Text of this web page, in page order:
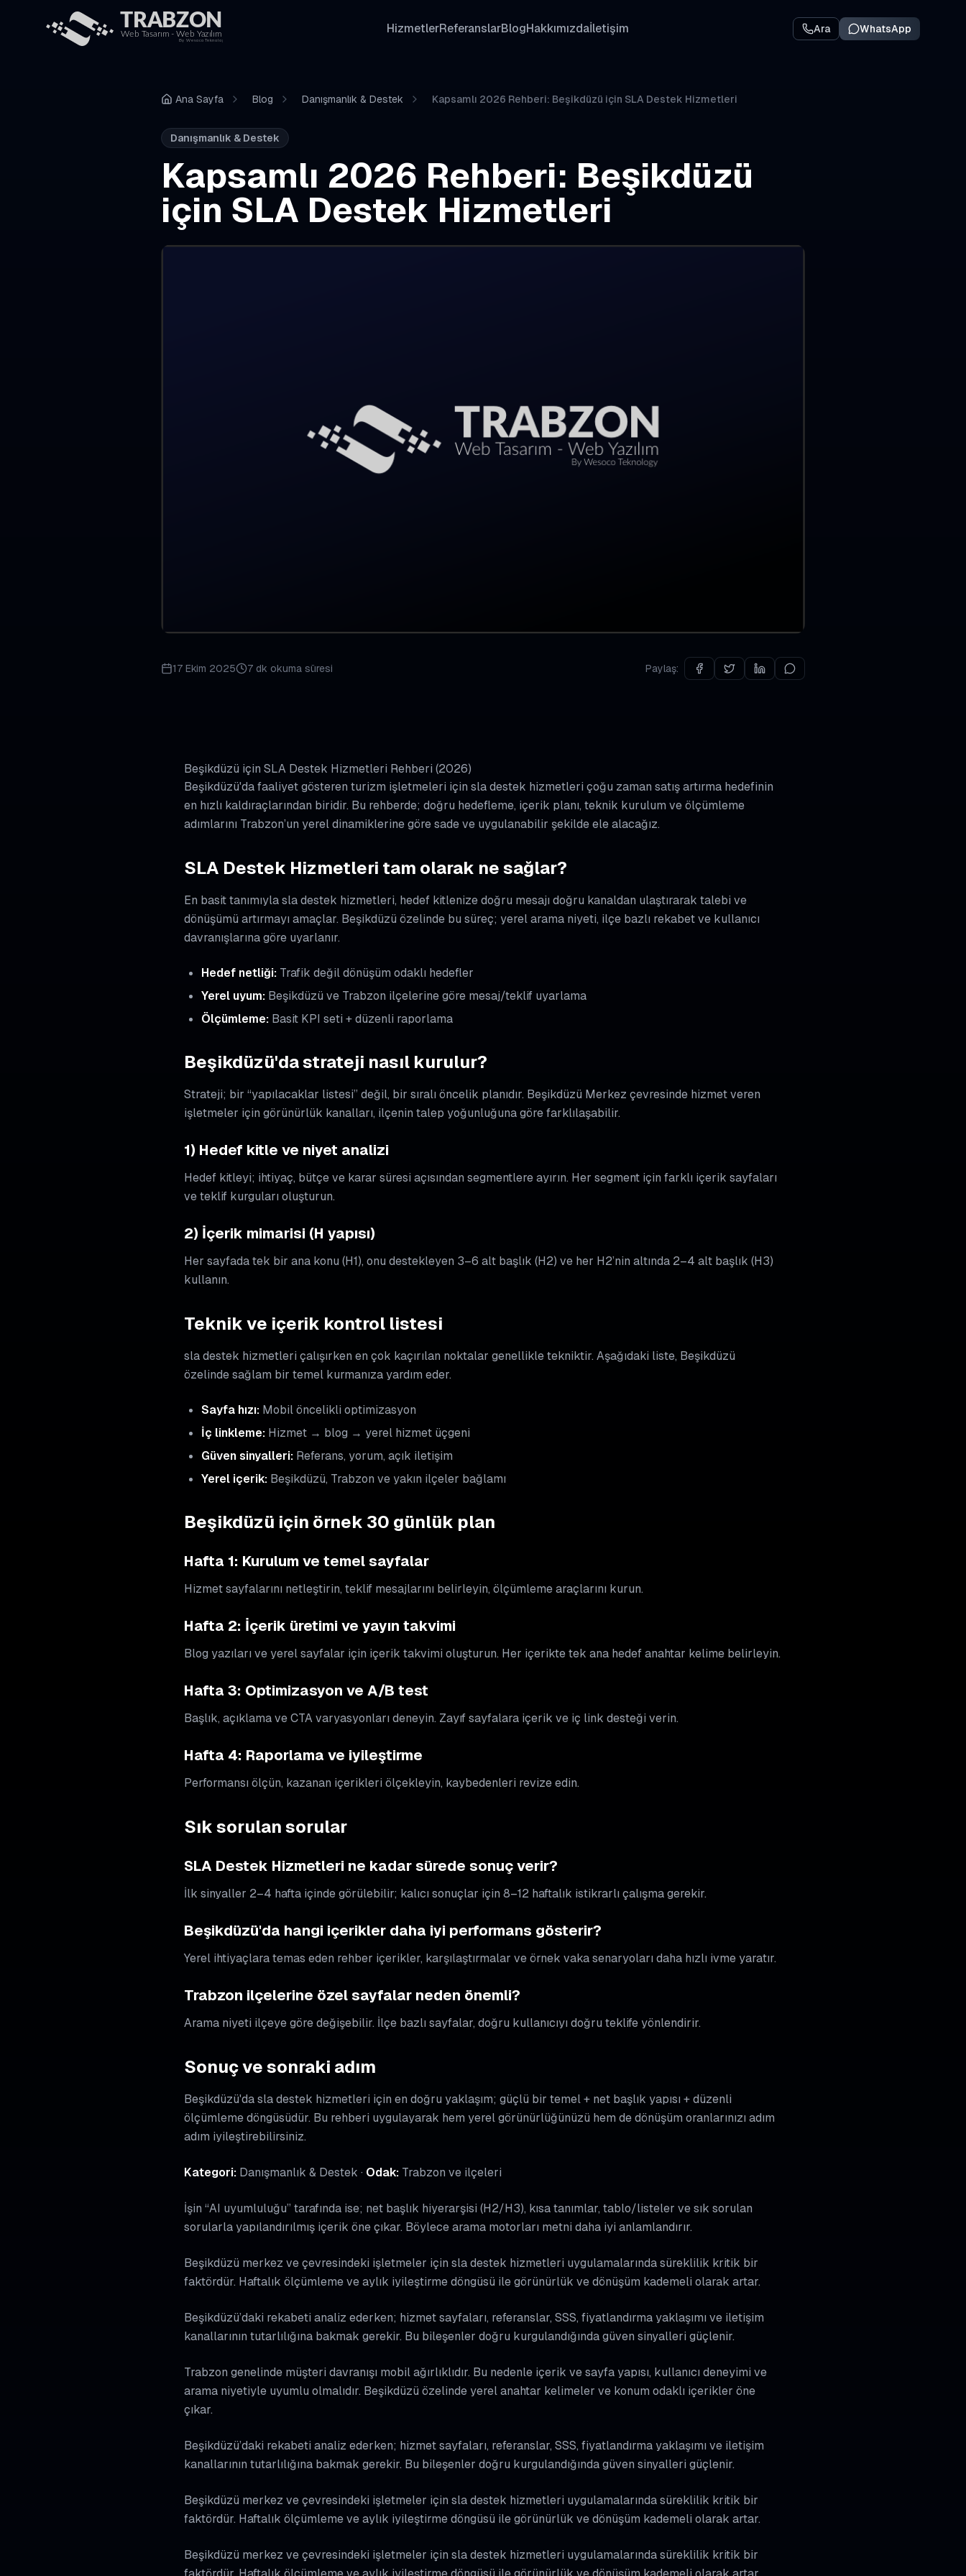
HizmetlerReferanslarBlogHakkımızdaİletişim Ara WhatsApp
Ana Sayfa Blog Danışmanlık & Destek Kapsamlı 2026 Rehberi: Beşikdüzü için SLA Destek Hizmetleri
Danışmanlık & Destek
Kapsamlı 2026 Rehberi: Beşikdüzü
için SLA Destek Hizmetleri
17 Ekim 2025 7 dk okuma süresi Paylaş:
Beşikdüzü için SLA Destek Hizmetleri Rehberi (2026)
Beşikdüzü'da faaliyet gösteren turizm işletmeleri için sla destek hizmetleri çoğu zaman satış artırma hedefinin
en hızlı kaldıraçlarından biridir. Bu rehberde; doğru hedefleme, içerik planı, teknik kurulum ve ölçümleme
adımlarını Trabzon’un yerel dinamiklerine göre sade ve uygulanabilir şekilde ele alacağız.
SLA Destek Hizmetleri tam olarak ne sağlar?
En basit tanımıyla sla destek hizmetleri, hedef kitlenize doğru mesajı doğru kanaldan ulaştırarak talebi ve
dönüşümü artırmayı amaçlar. Beşikdüzü özelinde bu süreç; yerel arama niyeti, ilçe bazlı rekabet ve kullanıcı
davranışlarına göre uyarlanır.
Hedef netliği: Trafik değil dönüşüm odaklı hedefler
Yerel uyum: Beşikdüzü ve Trabzon ilçelerine göre mesaj/teklif uyarlama
Ölçümleme: Basit KPI seti + düzenli raporlama
Beşikdüzü'da strateji nasıl kurulur?
Strateji; bir “yapılacaklar listesi” değil, bir sıralı öncelik planıdır. Beşikdüzü Merkez çevresinde hizmet veren
işletmeler için görünürlük kanalları, ilçenin talep yoğunluğuna göre farklılaşabilir.
1) Hedef kitle ve niyet analizi
Hedef kitleyi; ihtiyaç, bütçe ve karar süresi açısından segmentlere ayırın. Her segment için farklı içerik sayfaları
ve teklif kurguları oluşturun.
2) İçerik mimarisi (H yapısı)
Her sayfada tek bir ana konu (H1), onu destekleyen 3–6 alt başlık (H2) ve her H2’nin altında 2–4 alt başlık (H3)
kullanın.
Teknik ve içerik kontrol listesi
sla destek hizmetleri çalışırken en çok kaçırılan noktalar genellikle tekniktir. Aşağıdaki liste, Beşikdüzü
özelinde sağlam bir temel kurmanıza yardım eder.
Sayfa hızı: Mobil öncelikli optimizasyon
İç linkleme: Hizmet → blog → yerel hizmet üçgeni
Güven sinyalleri: Referans, yorum, açık iletişim
Yerel içerik: Beşikdüzü, Trabzon ve yakın ilçeler bağlamı
Beşikdüzü için örnek 30 günlük plan
Hafta 1: Kurulum ve temel sayfalar
Hizmet sayfalarını netleştirin, teklif mesajlarını belirleyin, ölçümleme araçlarını kurun.
Hafta 2: İçerik üretimi ve yayın takvimi
Blog yazıları ve yerel sayfalar için içerik takvimi oluşturun. Her içerikte tek ana hedef anahtar kelime belirleyin.
Hafta 3: Optimizasyon ve A/B test
Başlık, açıklama ve CTA varyasyonları deneyin. Zayıf sayfalara içerik ve iç link desteği verin.
Hafta 4: Raporlama ve iyileştirme
Performansı ölçün, kazanan içerikleri ölçekleyin, kaybedenleri revize edin.
Sık sorulan sorular
SLA Destek Hizmetleri ne kadar sürede sonuç verir?
İlk sinyaller 2–4 hafta içinde görülebilir; kalıcı sonuçlar için 8–12 haftalık istikrarlı çalışma gerekir.
Beşikdüzü'da hangi içerikler daha iyi performans gösterir?
Yerel ihtiyaçlara temas eden rehber içerikler, karşılaştırmalar ve örnek vaka senaryoları daha hızlı ivme yaratır.
Trabzon ilçelerine özel sayfalar neden önemli?
Arama niyeti ilçeye göre değişebilir. İlçe bazlı sayfalar, doğru kullanıcıyı doğru teklife yönlendirir.
Sonuç ve sonraki adım
Beşikdüzü'da sla destek hizmetleri için en doğru yaklaşım; güçlü bir temel + net başlık yapısı + düzenli
ölçümleme döngüsüdür. Bu rehberi uygulayarak hem yerel görünürlüğünüzü hem de dönüşüm oranlarınızı adım
adım iyileştirebilirsiniz.
Kategori: Danışmanlık & Destek · Odak: Trabzon ve ilçeleri
İşin “AI uyumluluğu” tarafında ise; net başlık hiyerarşisi (H2/H3), kısa tanımlar, tablo/listeler ve sık sorulan
sorularla yapılandırılmış içerik öne çıkar. Böylece arama motorları metni daha iyi anlamlandırır.
Beşikdüzü merkez ve çevresindeki işletmeler için sla destek hizmetleri uygulamalarında süreklilik kritik bir
faktördür. Haftalık ölçümleme ve aylık iyileştirme döngüsü ile görünürlük ve dönüşüm kademeli olarak artar.
Beşikdüzü’daki rekabeti analiz ederken; hizmet sayfaları, referanslar, SSS, fiyatlandırma yaklaşımı ve iletişim
kanallarının tutarlılığına bakmak gerekir. Bu bileşenler doğru kurgulandığında güven sinyalleri güçlenir.
Trabzon genelinde müşteri davranışı mobil ağırlıklıdır. Bu nedenle içerik ve sayfa yapısı, kullanıcı deneyimi ve
arama niyetiyle uyumlu olmalıdır. Beşikdüzü özelinde yerel anahtar kelimeler ve konum odaklı içerikler öne
çıkar.
Beşikdüzü’daki rekabeti analiz ederken; hizmet sayfaları, referanslar, SSS, fiyatlandırma yaklaşımı ve iletişim
kanallarının tutarlılığına bakmak gerekir. Bu bileşenler doğru kurgulandığında güven sinyalleri güçlenir.
Beşikdüzü merkez ve çevresindeki işletmeler için sla destek hizmetleri uygulamalarında süreklilik kritik bir
faktördür. Haftalık ölçümleme ve aylık iyileştirme döngüsü ile görünürlük ve dönüşüm kademeli olarak artar.
Beşikdüzü merkez ve çevresindeki işletmeler için sla destek hizmetleri uygulamalarında süreklilik kritik bir